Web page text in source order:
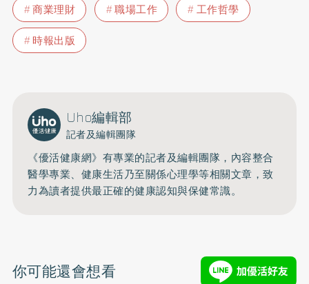
商業理財 職場工作
工作哲學
時報出版
Uho編輯部
記者及編輯團隊
《優活健康網》有專業的記者及編輯團隊，內容整合
醫學專業、健康生活乃至關係心理學等相關文章，致
力為讀者提供最正確的健康認知與保健常識。
你可能還會想看